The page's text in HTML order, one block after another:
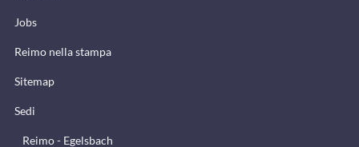
Jobs
Reimo nella stampa
Sitemap
Sedi
Reimo - Egelsbach